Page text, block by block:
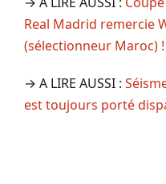
Real Madrid remercie
(sélectionneur Maroc) !
→ A LIRE AUSSI :
est toujours porté